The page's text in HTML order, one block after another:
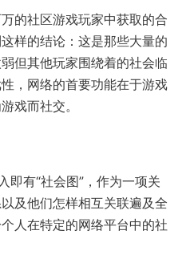
的社区游戏玩家中获取的合
样的结论：这是那些大量的
但其他玩家围绕着的社会临
，网络的首要功能在于游戏
戏而社交。
有“社会图”，作为一项关
及他们怎样相互关联遍及全
人在特定的网络平台中的社